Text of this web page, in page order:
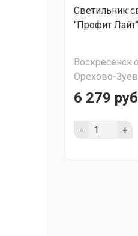
Светильник
"Профит
Воскресенск
Орехово-
6 279
- +